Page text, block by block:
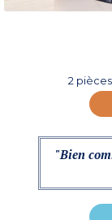
2
"Bien